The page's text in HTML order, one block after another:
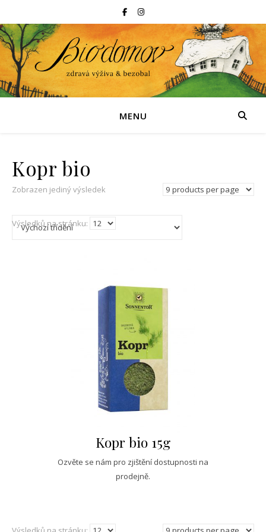
MENU
Kopr bio
Zobrazen jediný výsledek
Výsledků na stránku:
Kopr bio 15g
Ozvěte se nám pro zjištění dostupnosti na
prodejně.